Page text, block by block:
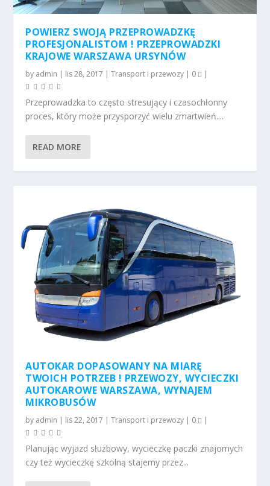
POWIERZ SWOJĄ PRZEPROWADZKĘ
PROFESJONALISTOM ! PRZEPROWADZKI
KRAJOWE WARSZAWA URSYNÓW
by admin | lis 28, 2017 |Transport i przewozy | 0 |
Przeprowadzka to często stresujący i czasochłonny
proces, który może przysporzyć wielu zmartwień....
READ MORE
AUTOKAR DOPASOWANY NA MIARĘ
TWOICH POTRZEB ! PRZEWOZY, WYCIECZKI
AUTOKAROWE WARSZAWA, WYNAJEM
MIKROBUSÓW
by admin | lis 22, 2017 |Transport i przewozy | 0 |
Planując wyjazd służbowy, wycieczkę paczki znajomych
czy też wycieczkę szkolną stajemy przez...